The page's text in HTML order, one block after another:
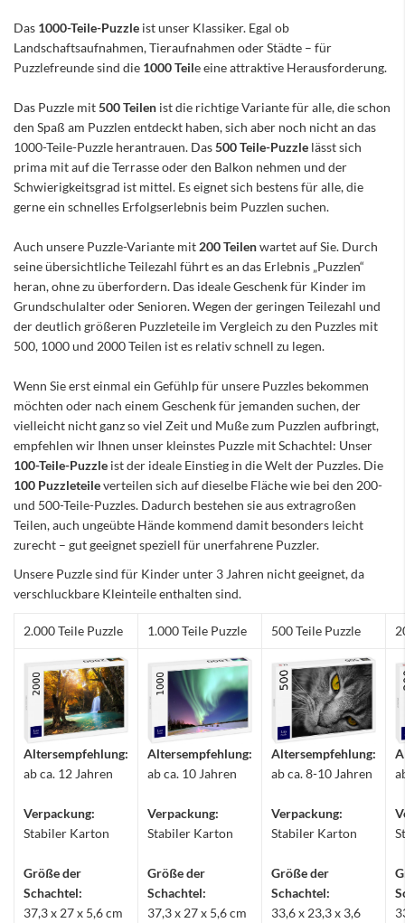
Das 1000-Teile-Puzzle ist unser Klassiker. Egal ob
Landschaftsaufnahmen, Tieraufnahmen oder Städte – für
Puzzlefreunde sind die 1000 Teile eine attraktive Herausforderung.
Das Puzzle mit500 Teilen ist die richtige Variante für alle, die schon
den Spaß am Puzzlen entdeckt haben, sich aber noch nicht an das
1000-Teile-Puzzle herantrauen. Das500 Teile-Puzzle lässt sich
prima mit auf die Terrasse oder den Balkon nehmen und der
Schwierigkeitsgrad ist mittel. Es eignet sich bestens für alle, die
gerne ein schnelles Erfolgserlebnis beim Puzzlen suchen.
Auch unsere Puzzle-Variante mit 200 Teilenwartet auf Sie. Durch
seine übersichtliche Teilezahl führt es an das Erlebnis „Puzzlen“
heran, ohne zu überfordern. Das ideale Geschenk für Kinder im
Grundschulalter oder Senioren. Wegen der geringen Teilezahl und
der deutlich größeren Puzzleteile im Vergleich zu den Puzzles mit
500, 1000 und 2000 Teilen ist es relativ schnell zu legen.
Wenn Sie erst einmal ein Gefühlp für unsere Puzzles bekommen
möchten oder nach einem Geschenk für jemanden suchen, der
vielleicht nicht ganz so viel Zeit und Muße zum Puzzlen aufbringt,
empfehlen wir Ihnen unser kleinstes Puzzle mit Schachtel: Unser
100-Teile-Puzzle ist der ideale Einstieg in die Welt der Puzzles. Die
100 Puzzleteileverteilen sich auf dieselbe Fläche wie bei den 200-
und 500-Teile-Puzzles. Dadurch bestehen sie aus extragroßen
Teilen, auch ungeübte Hände kommend damit besonders leicht
zurecht – gut geeignet speziell für unerfahrene Puzzler.
Unsere Puzzle sind für Kinder unter 3 Jahren nicht geeignet, da
verschluckbare Kleinteile enthalten sind.
2.000 Teile Puzzle 1.000 Teile Puzzle 500 Teile Puzzle
Altersempfehlung:
ab ca. 12 Jahren
Verpackung:
Stabiler Karton
Größe der
Schachtel:
37,3 x 27 x 5,6 cm
Altersempfehlung:
ab ca. 10 Jahren
Verpackung:
Stabiler Karton
Größe der
Schachtel:
37,3 x 27 x 5,6 cm
Altersempfehlung:
ab ca. 8-10 Jahren
Verpackung:
Stabiler Karton
Größe der
Schachtel:
33,6 x 23,3 x 3,6